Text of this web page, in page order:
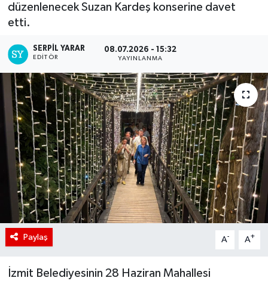
düzenlenecek Suzan Kardeş konserine davet
etti.
SERPİL YARAR
EDITÖR
08.07.2026 - 15:32
YAYINLANMA
Paylaş A- A+
İzmit Belediyesinin 28 Haziran Mahallesi